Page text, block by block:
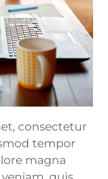
consectetur
tempor
magna